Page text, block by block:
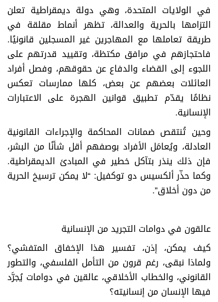
في الولايات المتحدة، وهي دولة ديمقراطية تعلن
التزامها بالحرية والعدالة، تظهر أنماط مقلقة في
طريقة تعاملها مع المهاجرين غير المسجلين قانونيًا.
فاحتجازهم في مرافق مكتظة، وتقييد قدرتهم على
اللجوء إلى القضاء والدفاع عن حقوقهم، وفصل أفراد
العائلات بعضهم عن بعض، كلها ممارسات تعكس
نظامًا يقدّم تطبيق قوانين الهجرة على الاعتبارات
الإنسانية.
وحين تُنتقص ضمانات المحاكمة والإجراءات القانونية
العادلة، ويُعامَل الأفراد بوصفهم أقل شأنًا من البشر،
فإن ذلك ينذر بتآكل خطير في المبادئ الديمقراطية.
وكما حذّر ألكسيس دو توكفيل: “لا يمكن ترسيخ الحرية
من دون أخلاق”.
عالقون في دوامات التجريد من الإنسانية
كيف يمكن، إذن، تفسير هذا الإخفاق المتفشي؟
ولماذا نبقى، رغم قرون من التأمل الفلسفي، والتطور
القانوني، والخطاب الأخلاقي، عالقين في دوامات يُجرَّد
فيها الإنسان من إنسانيته؟